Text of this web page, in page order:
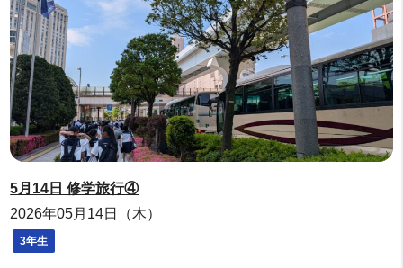
5月14日 修学旅行④
2026年05月14日（木）
3年生